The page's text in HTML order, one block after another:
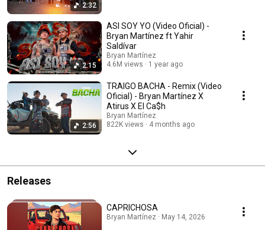
2:32
2:15
ASI SOY YO (Video Oficial) -
Bryan Martínez ft Yahir
Saldívar
Bryan Martínez
4.6M views
1 year ago
2:56
TRAIGO BACHA - Remix (Video
Oficial) - Bryan Martínez X
Atirus X El Ca$h
Bryan Martínez
822K views
4 months ago
Releases
CAPRICHOSA
Bryan Martínez · May 14, 2026